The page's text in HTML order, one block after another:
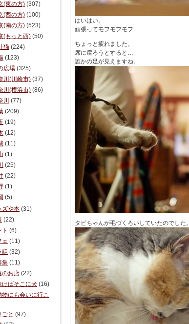
はいはい。
頑張ってモフモフモフ…
ちょっと疲れました。
席に戻ろうとすると…
誰かの足が見えますね。
タビちゃんが毛づくろいしていたのでした。
(東の方) (307)
(西の方) (100)
(南の方) (523)
(もっと西) (50)
猫 (224)
(123)
広場 (325)
川(川崎市) (37)
川(横浜市) (86)
川 (77)
(209)
(19)
(12)
(11)
(1)
(25)
(22)
(1)
(5)
ズや本 (31)
(22)
(6)
ェ (11)
話 (32)
集 (11)
のお店 (22)
けばそこに犬 (16)
物にも会いに行こ
ごと (97)